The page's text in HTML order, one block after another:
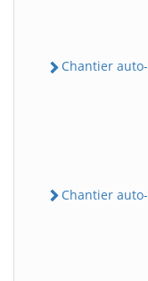
Chantier
Chantier